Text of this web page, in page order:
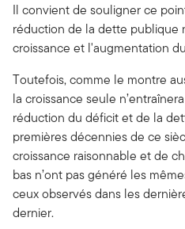
Il convient de souligner ce
réduction de la dette publique
croissance et l'augmentation
Toutefois, comme le montre
la croissance seule
réduction du déficit et de la
premières décennies de ce
croissance raisonnable et de
bas n’ont pas généré les
ceux observés dans les
dernier.